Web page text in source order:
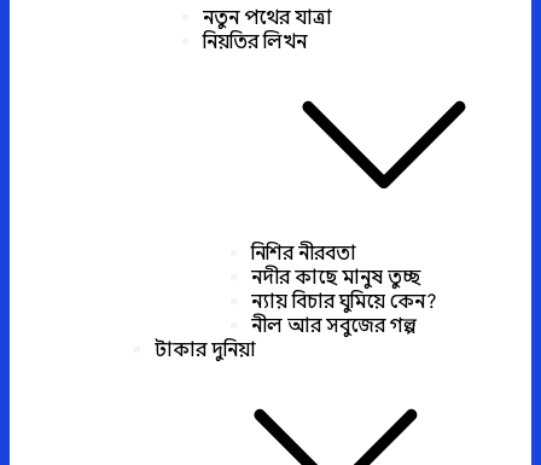
নতুন পথের যাত্রা
নিয়তির লিখন
নিশির নীরবতা
নদীর কাছে মানুষ তুচ্ছ
ন্যায় বিচার ঘুমিয়ে কেন?
নীল আর সবুজের গল্প
টাকার দুনিয়া